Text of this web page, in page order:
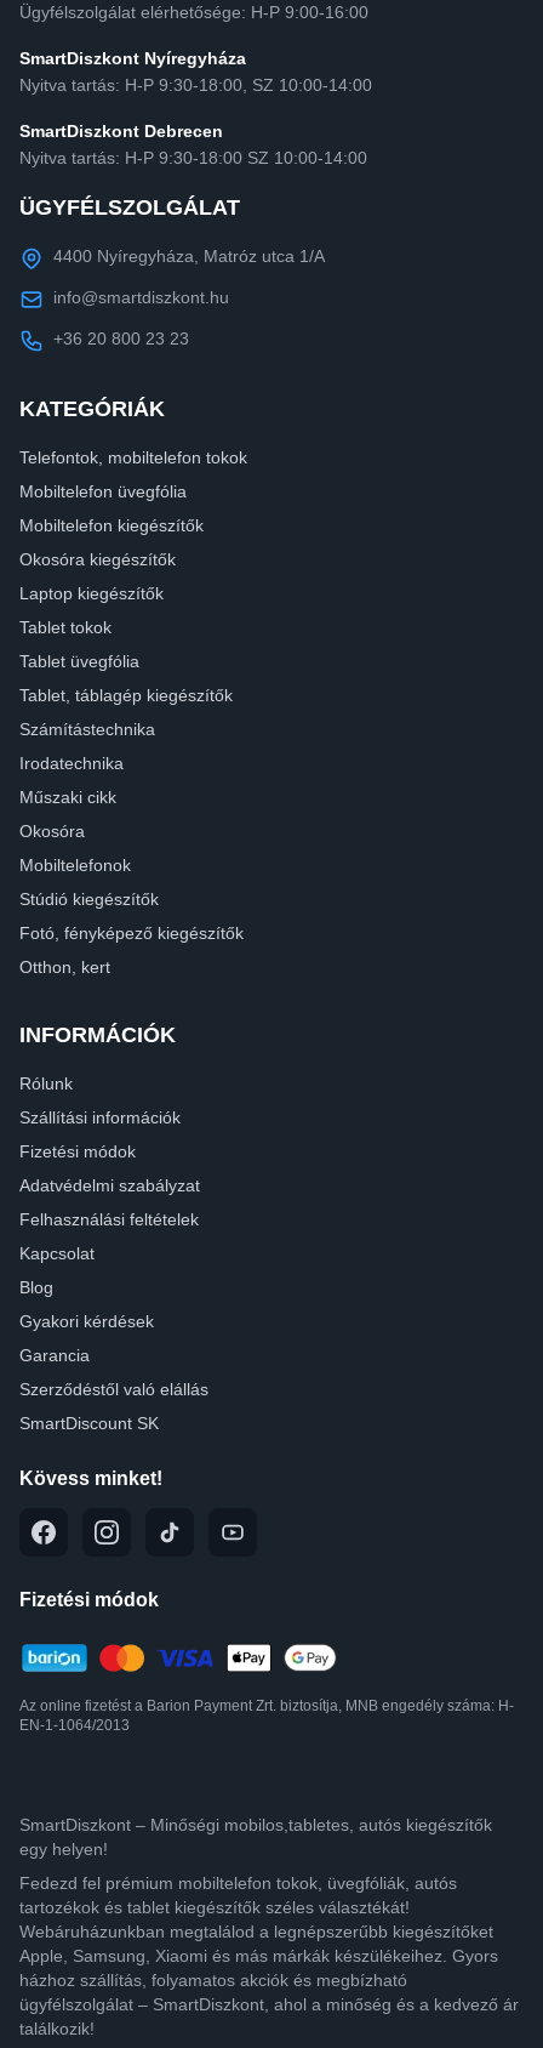
Ügyfélszolgálat elérhetősége: H-P 9:00-16:00
SmartDiszkont Nyíregyháza
Nyitva tartás: H-P 9:30-18:00, SZ 10:00-14:00
SmartDiszkont Debrecen
Nyitva tartás: H-P 9:30-18:00 SZ 10:00-14:00
ÜGYFÉLSZOLGÁLAT
4400 Nyíregyháza, Matróz utca 1/A
info@smartdiszkont.hu
+36 20 800 23 23
KATEGÓRIÁK
Telefontok, mobiltelefon tokok
Mobiltelefon üvegfólia
Mobiltelefon kiegészítők
Okosóra kiegészítők
Laptop kiegészítők
Tablet tokok
Tablet üvegfólia
Tablet, táblagép kiegészítők
Számítástechnika
Irodatechnika
Műszaki cikk
Okosóra
Mobiltelefonok
Stúdió kiegészítők
Fotó, fényképező kiegészítők
Otthon, kert
INFORMÁCIÓK
Rólunk
Szállítási információk
Fizetési módok
Adatvédelmi szabályzat
Felhasználási feltételek
Kapcsolat
Blog
Gyakori kérdések
Garancia
Szerződéstől való elállás
SmartDiscount SK
Kövess minket!
Fizetési módok
Az online fizetést a Barion Payment Zrt. biztosítja, MNB engedély száma: H-
EN-1-1064/2013
SmartDiszkont – Minőségi mobilos,tabletes, autós kiegészítők
egy helyen!
Fedezd fel prémium mobiltelefon tokok, üvegfóliák, autós
tartozékok és tablet kiegészítők széles választékát!
Webáruházunkban megtalálod a legnépszerűbb kiegészítőket
Apple, Samsung, Xiaomi és más márkák készülékeihez. Gyors
házhoz szállítás, folyamatos akciók és megbízható
ügyfélszolgálat – SmartDiszkont, ahol a minőség és a kedvező ár
találkozik!